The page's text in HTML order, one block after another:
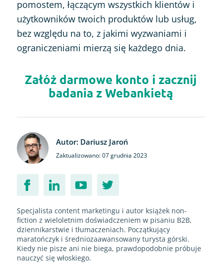
pomostem, łączącym wszystkich klientów i
użytkowników twoich produktów lub usług,
bez względu na to, z jakimi wyzwaniami i
ograniczeniami mierzą się każdego dnia.
Załóż darmowe konto i zacznij
badania z Webankietą
Autor: Dariusz Jaroń
Zaktualizowano: 07 grudnia 2023
Specjalista content marketingu i autor książek non-
fiction z wieloletnim doświadczeniem w pisaniu B2B,
dziennikarstwie i tłumaczeniach. Początkujący
maratończyk i średniozaawansowany turysta górski.
Kiedy nie pisze ani nie biega, prawdopodobnie próbuje
nauczyć się włoskiego.